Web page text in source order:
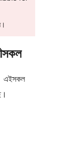
এইসকল